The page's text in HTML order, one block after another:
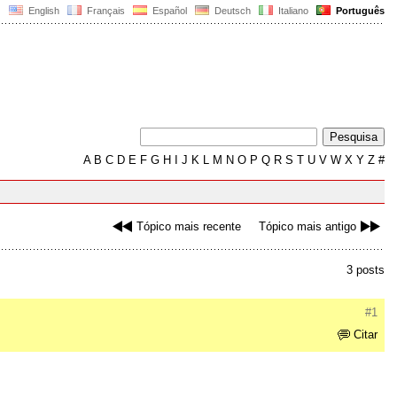
English Français Español Deutsch Italiano Português
AB C D E F G H J K L M N O P Q R S T U V W X Y Z #
Tópico mais recente Tópico mais antigo
3 posts
#1
Citar